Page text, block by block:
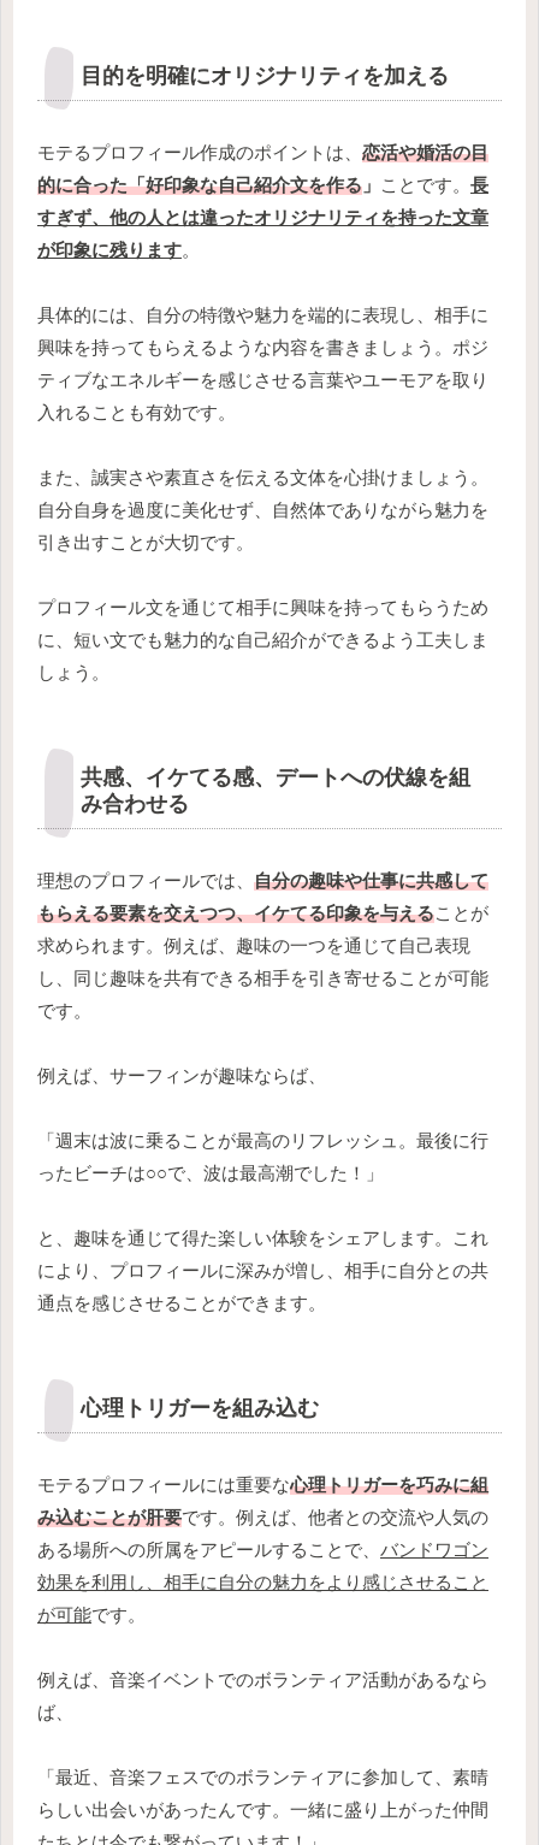
目的を明確にオリジナリティを加える
モテるプロフィール作成のポイントは、 恋活や婚活の目
的に合った「好印象な自己紹介文を作る 」 ことです。 長
すぎず、他の人とは違ったオリジナリティを持った文章
が印象に残ります。
具体的には、自分の特徴や魅力を端的に表現し、相手に
興味を持ってもらえるような内容を書きましょう。ポジ
ティブなエネルギーを感じさせる言葉やユーモアを取り
入れることも有効です。
また、誠実さや素直さを伝える文体を心掛けましょう。
自分自身を過度に美化せず、自然体でありながら魅力を
引き出すことが大切です。
プロフィール文を通じて相手に興味を持ってもらうため
に、短い文でも魅力的な自己紹介ができるよう工夫しま
しょう。
共感、イケてる感、デートへの伏線を組
み合わせる
理想のプロフィールでは、 自分の趣味や仕事に共感して
もらえる要素を交えつつ、イケてる印象を与えることが
求められます。例えば、趣味の一つを通じて自己表現
し、同じ趣味を共有できる相手を引き寄せることが可能
です。
例えば、サーフィンが趣味ならば、
「週末は波に乗ることが最高のリフレッシュ。最後に行
ったビーチは○○で、波は最高潮でした！」
と、趣味を通じて得た楽しい体験をシェアします。これ
により、プロフィールに深みが増し、相手に自分との共
通点を感じさせることができます。
心理トリガーを組み込む
モテるプロフィールには重要な心理トリガーを巧みに組
み込むことが肝要です。例えば、他者との交流や人気の
ある場所への所属をアピールすることで、 バンドワゴン
効果を利用し、相手に自分の魅力をより感じさせること
が可能です。
例えば、音楽イベントでのボランティア活動があるなら
ば、
「最近、音楽フェスでのボランティアに参加して、素晴
らしい出会いがあったんです。一緒に盛り上がった仲間